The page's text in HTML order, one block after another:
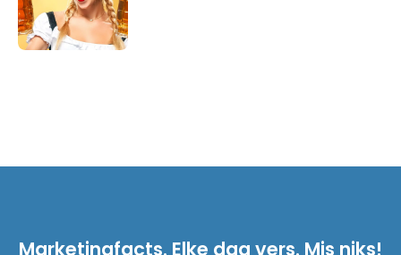
Marketingfacts. Elke dag vers. Mis niks!